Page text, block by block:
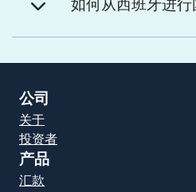
如何从西班牙进行
公司
关于
投资者
产品
汇款